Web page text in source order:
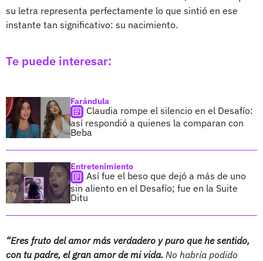
su letra representa perfectamente lo que sintió en ese
instante tan significativo: su nacimiento.
Te puede interesar:
Farándula
Claudia rompe el silencio en el Desafío:
así respondió a quienes la comparan con
Beba
Entretenimiento
Así fue el beso que dejó a más de uno
sin aliento en el Desafío; fue en la Suite
Ditu
“Eres fruto del amor más verdadero y puro que he sentido,
con tu padre, el gran amor de mi vida. No habría podido